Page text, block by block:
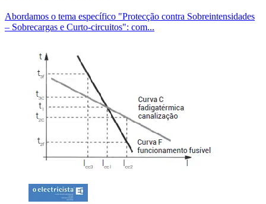
Abordamos o tema específico "Protecção contra Sobreintensidades
– Sobrecargas e Curto-circuitos": com...